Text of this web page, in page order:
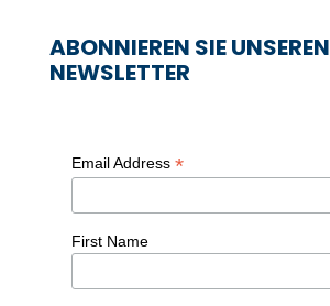
ABONNIEREN SIE UNSEREN
NEWSLETTER
Email Address *
First Name